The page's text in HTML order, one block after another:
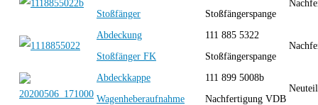
Stoßfänger
Stoßfängerspange
Abdeckung
Stoßfänger FK
111 885 5322
Stoßfängerspange
Abdeckkappe
Wagenheberaufnahme
111 899 5008b
Nachfertigung VDB